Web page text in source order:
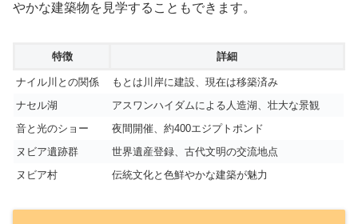
やかな建築物を見学することもできます。
特徴 詳細
ナイル川との関係
もとは川岸に建設、現在は移築済み
ナセル湖
アスワンハイダムによる人造湖、壮大な景観
音と光のショー
夜間開催、約400エジプトポンド
ヌビア遺跡群
世界遺産登録、古代文明の交流地点
ヌビア村
伝統文化と色鮮やかな建築が魅力